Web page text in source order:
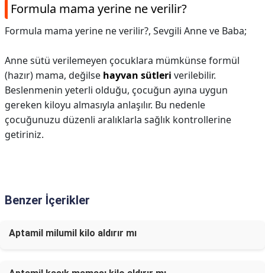
Formula mama yerine ne verilir?
Formula mama yerine ne verilir?, Sevgili Anne ve Baba;
Anne sütü verilemeyen çocuklara mümkünse formül
(hazır) mama, değilse hayvan sütleri verilebilir.
Beslenmenin yeterli olduğu, çocuğun ayına uygun
gereken kiloyu almasıyla anlaşılır. Bu nedenle
çocuğunuzu düzenli aralıklarla sağlık kontrollerine
getiriniz.
Benzer İçerikler
Aptamil milumil kilo aldırır mı